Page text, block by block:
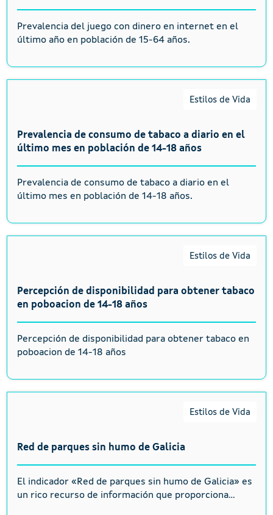
Prevalencia del juego con dinero en internet en el
último año en población de 15-64 años.
Estilos de Vida
Prevalencia de consumo de tabaco a diario en el
último mes en población de 14-18 años
Prevalencia de consumo de tabaco a diario en el
último mes en población de 14-18 años.
Estilos de Vida
Percepción de disponibilidad para obtener tabaco
en poboacion de 14-18 años
Percepción de disponibilidad para obtener tabaco en
poboacion de 14-18 años
Estilos de Vida
Red de parques sin humo de Galicia
El indicador «Red de parques sin humo de Galicia» es
un rico recurso de información que proporciona...